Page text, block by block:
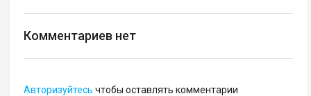
Комментариев нет
Авторизуйтесь чтобы оставлять комментарии